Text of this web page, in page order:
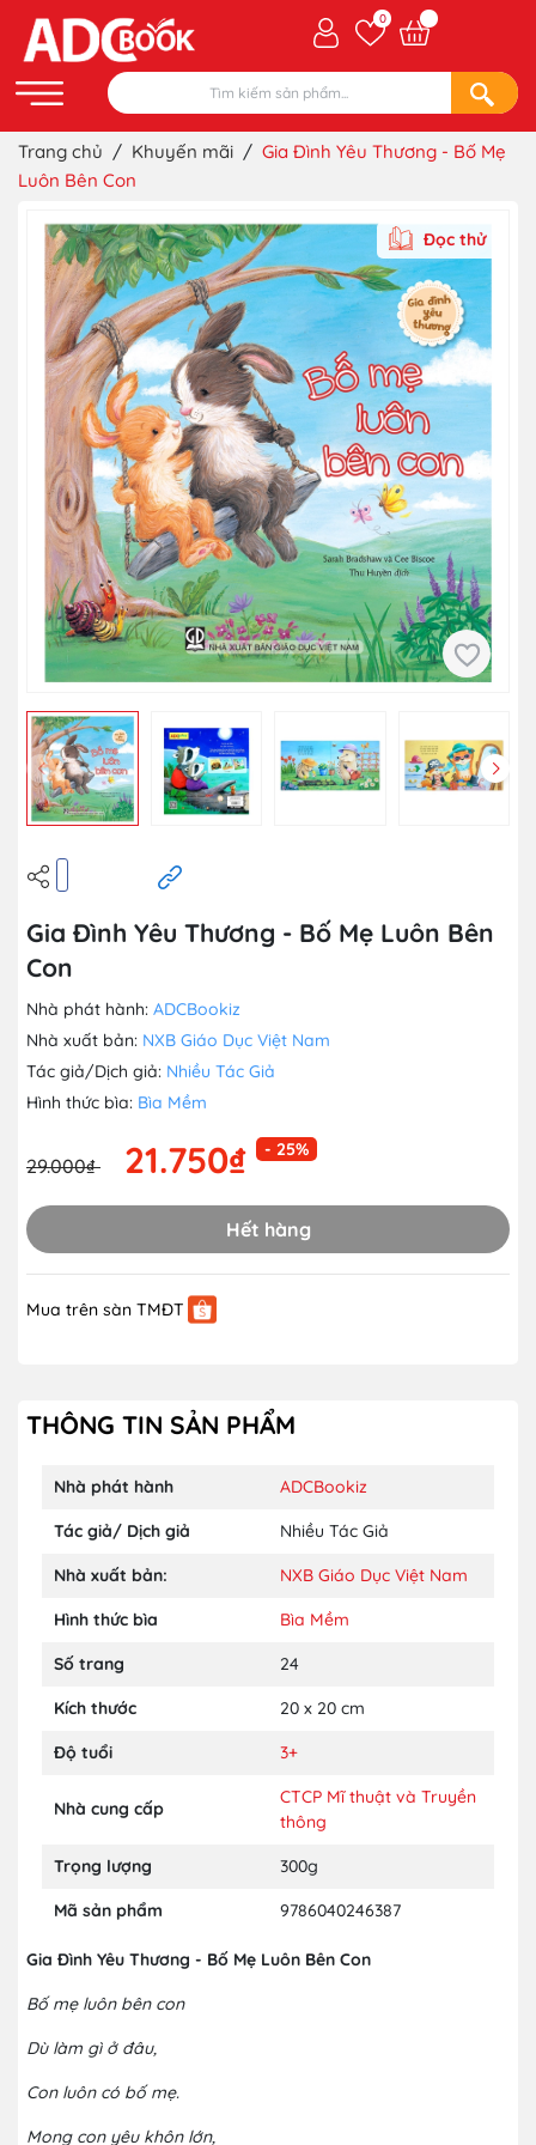
0
Trang chủ / Khuyến mãi / Gia Đình Yêu Thương - Bố Mẹ
Luôn Bên Con
Đọc thử
Gia Đình Yêu Thương - Bố Mẹ Luôn Bên
Con
Nhà phát hành: ADCBookiz
Nhà xuất bản: NXB Giáo Dục Việt Nam
Tác giả/Dịch giả: Nhiều Tác Giả
Hình thức bìa: Bìa Mềm
29.000₫ 21.750₫ - 25%
Hết hàng
Mua trên sàn TMĐT
THÔNG TIN SẢN PHẨM
Nhà phát hành ADCBookiz
Tác giả/ Dịch giả Nhiều Tác Giả
Nhà xuất bản: NXB Giáo Dục Việt Nam
Hình thức bìa Bìa Mềm
Số trang 24
Kích thước 20 x 20 cm
Độ tuổi 3+
Nhà cung cấp
CTCP Mĩ thuật và Truyền
thông
Trọng lượng 300g
Mã sản phẩm 9786040246387
Gia Đình Yêu Thương - Bố Mẹ Luôn Bên Con
Bố mẹ luôn bên con
Dù làm gì ở đâu,
Con luôn có bố mẹ.
Mong con yêu khôn lớn,